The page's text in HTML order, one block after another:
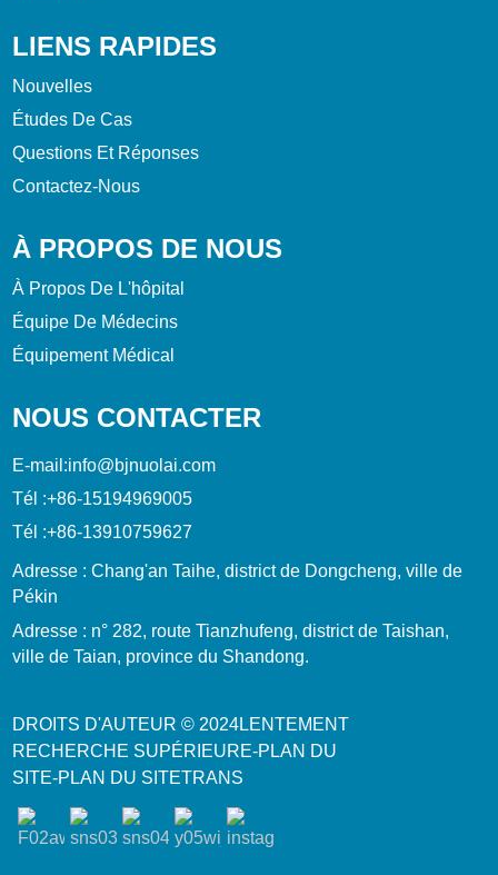
LIENS RAPIDES
Nouvelles
Études De Cas
Questions Et Réponses
Contactez-Nous
À PROPOS DE NOUS
À Propos De L'hôpital
Équipe De Médecins
Équipement Médical
NOUS CONTACTER
E-mail:info@bjnuolai.com
Tél :+86-15194969005
Tél :+86-13910759627
Adresse : Chang'an Taihe, district de Dongcheng, ville de
Pékin
Adresse : n° 282, route Tianzhufeng, district de Taishan,
ville de Taian, province du Shandong.
DROITS D'AUTEUR © 2024LENTEMENT
RECHERCHE SUPÉRIEURE-PLAN DU
SITE-PLAN DU SITETRANS